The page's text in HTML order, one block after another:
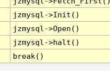
jzmysql->Init()
jzmysql->Open()
jzmysql->halt()
break()